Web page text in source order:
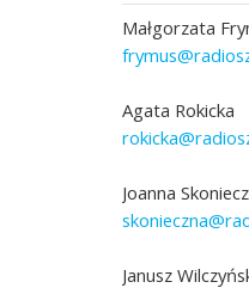
Małgorzata
Agata Rokicka
Joanna
Janusz